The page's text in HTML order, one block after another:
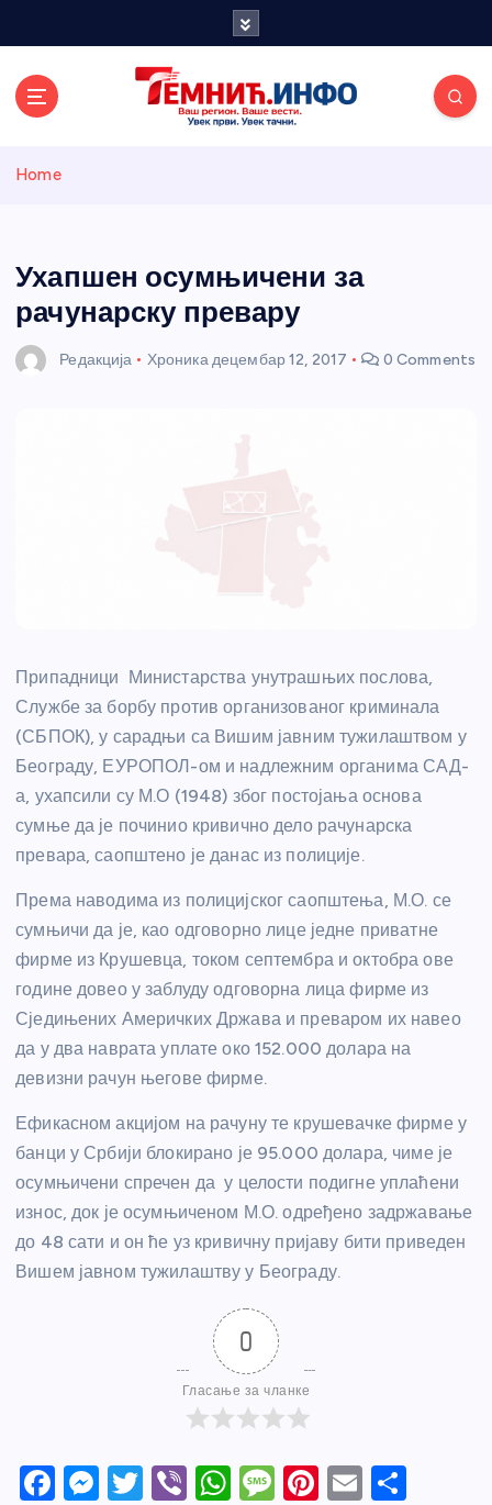
и портал
Home
Ухапшен осумњичени за
рачунарску превару
Редакција Хроникадецембар 12, 2017 0 Comments
Припадници Министарства унутрашњих послова,
Службе за борбу против организованог криминала
(СБПОК), у сарадњи са Вишим јавним тужилаштвом у
Београду, ЕУРОПОЛ-ом и надлежним органима САД-
а, ухапсили су М.О (1948) због постојања основа
сумње да је починио кривично дело рачунарска
превара, саопштено је данас из полиције.
Према наводима из полицијског саопштења, М.О. се
сумњичи да је, као одговорно лице једне приватне
фирме из Крушевца, током септембра и октобра ове
године довео у заблуду одговорна лица фирме из
Сједињених Америчких Држава и преваром их навео
да у два наврата уплате око 152.000 долара на
девизни рачун његове фирме.
Ефикасном акцијом на рачуну те крушевачке фирме у
банци у Србији блокирано је 95.000 долара, чиме је
осумњичени спречен да у целости подигне уплаћени
износ, док је осумњиченом М.О. одређено задржавање
до 48 сати и он ће уз кривичну пријаву бити приведен
Вишем јавном тужилаштву у Београду.
0
Гласање за чланке
F
M T
Vi W M Pi E